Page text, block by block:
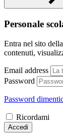
Personale
Entra nel sito
contenuti,
Email address
Password
Password
Ricordami
Accedi